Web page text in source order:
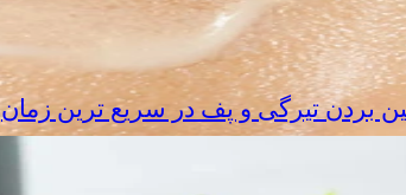
بردن تیرگی و پف در سریع‌ ترین زمان